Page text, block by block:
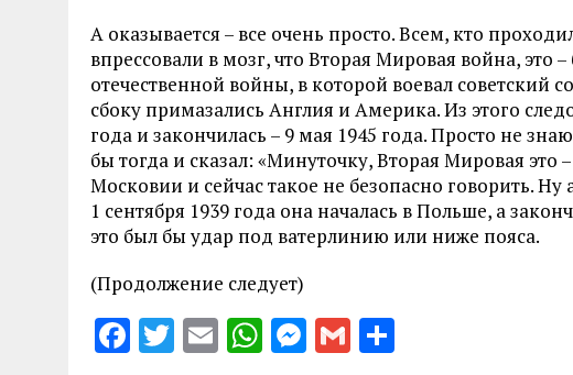
А оказывается – все очень просто. Всем, кто
впрессовали в мозг, что Вторая Мировая война, это
отечественной войны, в которой воевал советский
сбоку примазались Англия и Америка. Из этого
года и закончилась – 9 мая 1945 года. Просто не
бы тогда и сказал: «Минуточку, Вторая Мировая это
Московии и сейчас такое не безопасно говорить. Ну
1 сентября 1939 года она началась в Польше, а
это был бы удар под ватерлинию или ниже пояса.
(Продолжение следует)
F T E W M G